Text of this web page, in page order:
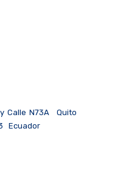
Calle N73A
Quito
Ecuador